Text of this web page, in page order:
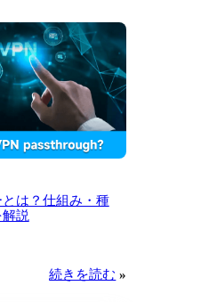
は？仕組み・種
説
続きを読む »